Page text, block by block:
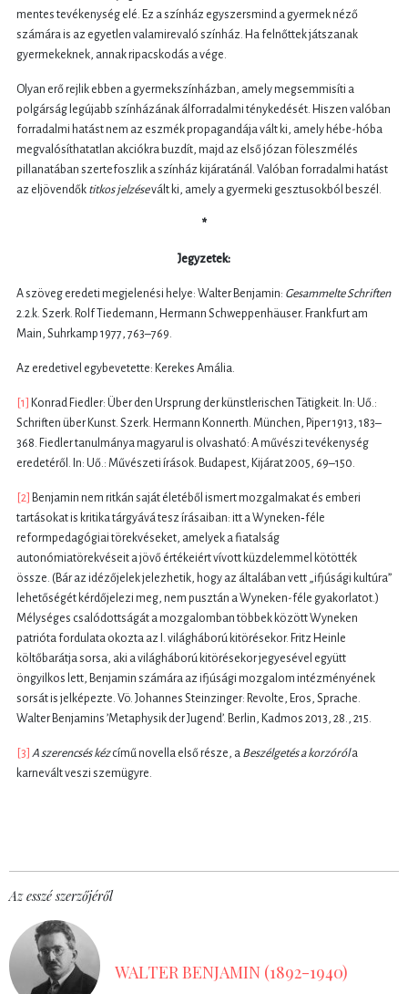
mentes tevékenység elé. Ez a színház egyszersmind a gyermek néző
számára is az egyetlen valamirevaló színház. Ha felnőttek játszanak
gyermekeknek, annak ripacskodás a vége.
Olyan erő rejlik ebben a gyermekszínházban, amely megsemmisíti a
polgárság legújabb színházának álforradalmi ténykedését. Hiszen valóban
forradalmi hatást nem az eszmék propagandája vált ki, amely hébe-hóba
megvalósíthatatlan akciókra buzdít, majd az első józan föleszmélés
pillanatában szertefoszlik a színház kijáratánál. Valóban forradalmi hatást
az eljövendők titkos jelzésevált ki, amely a gyermeki gesztusokból beszél.
*
Jegyzetek:
A szöveg eredeti megjelenési helye: Walter Benjamin: Gesammelte Schriften
2.2.k. Szerk. Rolf Tiedemann, Hermann Schweppenhäuser. Frankfurt am
Main, Suhrkamp 1977, 763–769.
Az eredetivel egybevetette: Kerekes Amália.
[1] Konrad Fiedler: Über den Ursprung der künstlerischen Tätigkeit. In: Uő.:
Schriften über Kunst. Szerk. Hermann Konnerth. München, Piper 1913, 183–
368. Fiedler tanulmánya magyarul is olvasható: A művészi tevékenység
eredetéről. In: Uő.: Művészeti írások. Budapest, Kijárat 2005, 69–150.
[2] Benjamin nem ritkán saját életéből ismert mozgalmakat és emberi
tartásokat is kritika tárgyává tesz írásaiban: itt a Wyneken‑féle
reformpedagógiai törekvéseket, amelyek a fiatalság
autonómiatörekvéseit a jövő értékeiért vívott küzdelemmel kötötték
össze. (Bár az idézőjelek jelezhetik, hogy az általában vett „ifjúsági kultúra”
lehetőségét kérdőjelezi meg, nem pusztán a Wyneken-féle gyakorlatot.)
Mélységes csalódottságát a mozgalomban többek között Wyneken
patrióta fordulata okozta az I. világháború kitörésekor. Fritz Heinle
költőbarátja sorsa, aki a világháború kitörésekor jegyesével együtt
öngyilkos lett, Benjamin számára az ifjúsági mozgalom intézményének
sorsát is jelképezte. Vö. Johannes Steinzinger: Revolte, Eros, Sprache.
Walter Benjamins ’Metaphysik der Jugend’. Berlin, Kadmos 2013, 28., 215.
[3] A szerencsés kézcímű novella első része, a Beszélgetés a korzóróla
karnevált veszi szemügyre.
Az esszé szerzőjéről
WALTER BENJAMIN (1892-1940)